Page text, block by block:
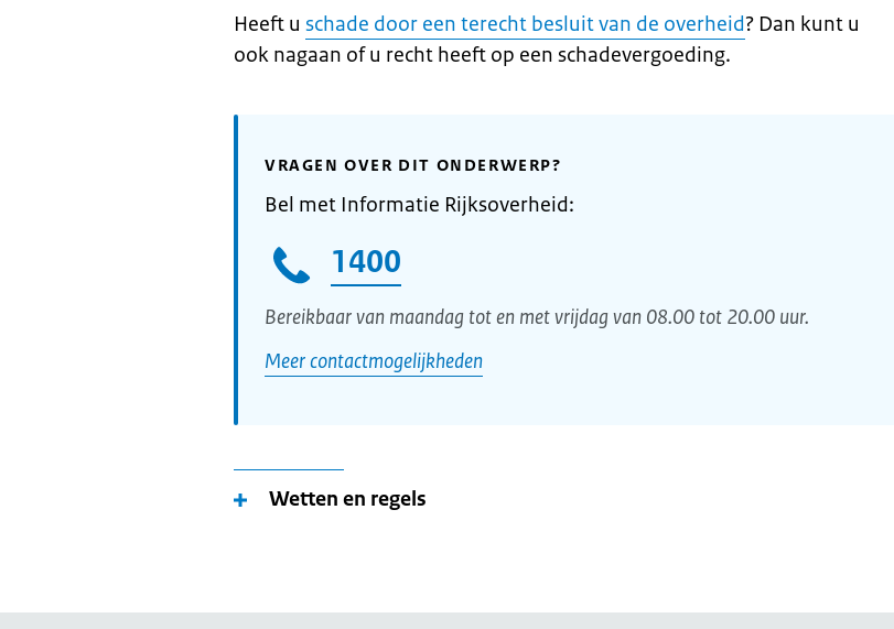
Heeft u schade door een terecht besluit van de overheid? Dan kunt u
ook nagaan of u recht heeft op een schadevergoeding.
VRAGEN OVER DIT ONDERWERP?
Bel met Informatie Rijksoverheid:
1400
Bereikbaar van maandag tot en met vrijdag van 08.00 tot 20.00 uur.
Meer contactmogelijkheden
Wetten en regels